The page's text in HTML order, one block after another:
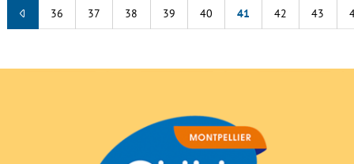
36 37 38 39 40 41 42 43